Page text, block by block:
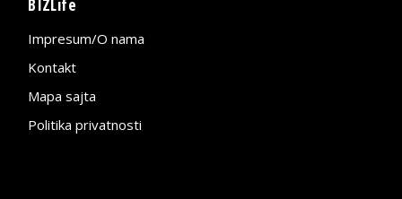
BIZLife
Impresum/O nama
Kontakt
Mapa sajta
Politika privatnosti